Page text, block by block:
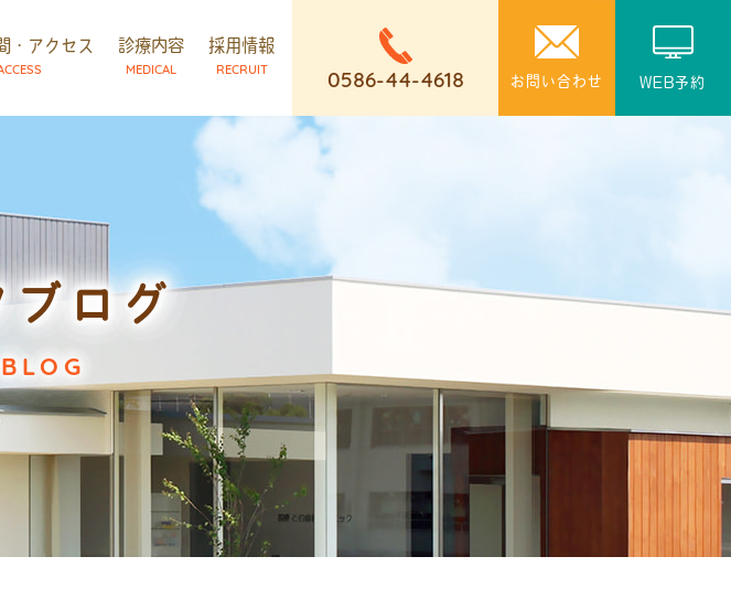
0586-44-4618 お問い合わせ WEB予約
・アクセス 診療内容
MEDICAL
採用情報
RECRUIT
ブログ